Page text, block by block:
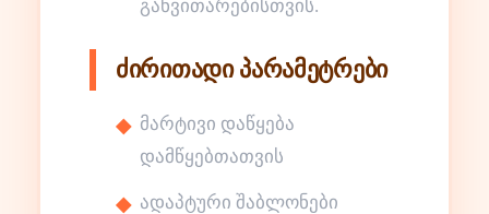
განვითარებისთვის.
ძირითადი პარამეტრები
მარტივი დაწყება
დამწყებთათვის
ადაპტური შაბლონები